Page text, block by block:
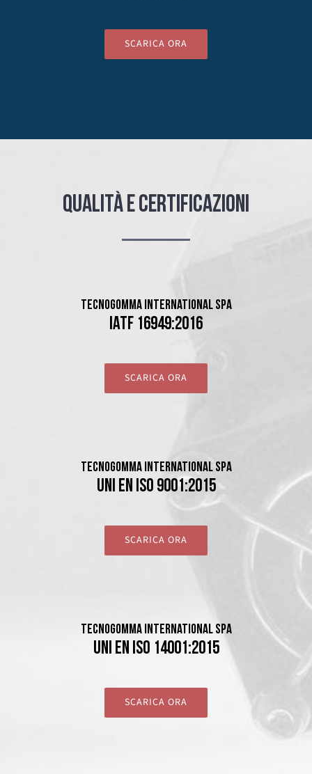
SCARICA ORA
QUALITÀ E CERTIFICAZIONI
TECNOGOMMA INTERNATIONAL SPA
IATF 16949:2016
SCARICA ORA
TECNOGOMMA INTERNATIONAL SPA
UNI EN ISO 9001:2015
SCARICA ORA
TECNOGOMMA INTERNATIONAL SPA
UNI EN ISO 14001:2015
SCARICA ORA